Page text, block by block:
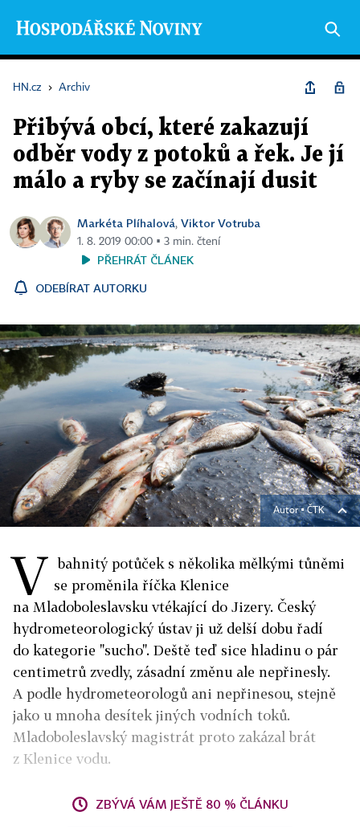
HN.cz › Archiv
Přibývá obcí, které zakazují
odběr vody z potoků a řek. Je jí
málo a ryby se začínají dusit
Markéta Plíhalová, Viktor Votruba
1. 8. 2019 00:00 ▪ 3 min. čtení
PŘEHRÁT ČLÁNEK
ODEBÍRAT AUTORKU
Autor ▪ČTK
V bahnitý potůček s několika mělkými tůněmi
se proměnila říčka Klenice
na Mladoboleslavsku vtékající do Jizery. Český
hydrometeorologický ústav ji už delší dobu řadí
do kategorie "sucho". Deště teď sice hladinu o pár
centimetrů zvedly, zásadní změnu ale nepřinesly.
A podle hydrometeorologů ani nepřinesou, stejně
jako u mnoha desítek jiných vodních toků.
Mladoboleslavský magistrát proto zakázal brát
z Klenice vodu.
ZBÝVÁ VÁM JEŠTĚ 80 % ČLÁNKU